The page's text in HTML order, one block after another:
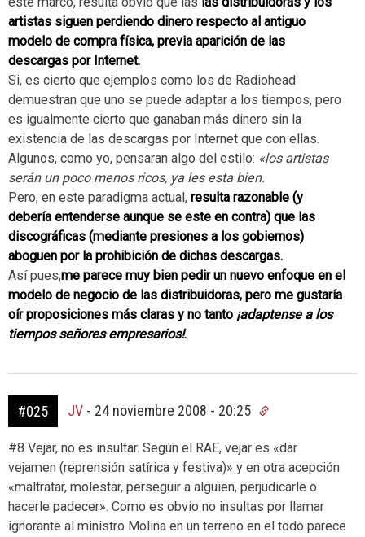
artistas siguen perdiendo dinero respecto al antiguo
modelo de compra física, previa aparición de las
descargas por Internet.
Si, es cierto que ejemplos como los de Radiohead
demuestran que uno se puede adaptar a los tiempos, pero
es igualmente cierto que ganaban más dinero sin la
existencia de las descargas por Internet que con ellas.
Algunos, como yo, pensaran algo del estilo: «los artistas
serán un poco menos ricos, ya les esta bien.
Pero, en este paradigma actual, resulta razonable (y
debería entenderse aunque se este en contra) que las
discográficas (mediante presiones a los gobiernos)
aboguen por la prohibición de dichas descargas.
Así pues,me parece muy bien pedir un nuevo enfoque en el
modelo de negocio de las distribuidoras, pero me gustaría
oír proposiciones más claras y no tanto ¡adaptense a los
tiempos señores empresarios!.
#025 JV - 24 noviembre 2008 - 20:25
#8 Vejar, no es insultar. Según el RAE, vejar es «dar
vejamen (reprensión satírica y festiva)» y en otra acepción
«maltratar, molestar, perseguir a alguien, perjudicarle o
hacerle padecer». Como es obvio no insultas por llamar
ignorante al ministro Molina en un terreno en el todo parece